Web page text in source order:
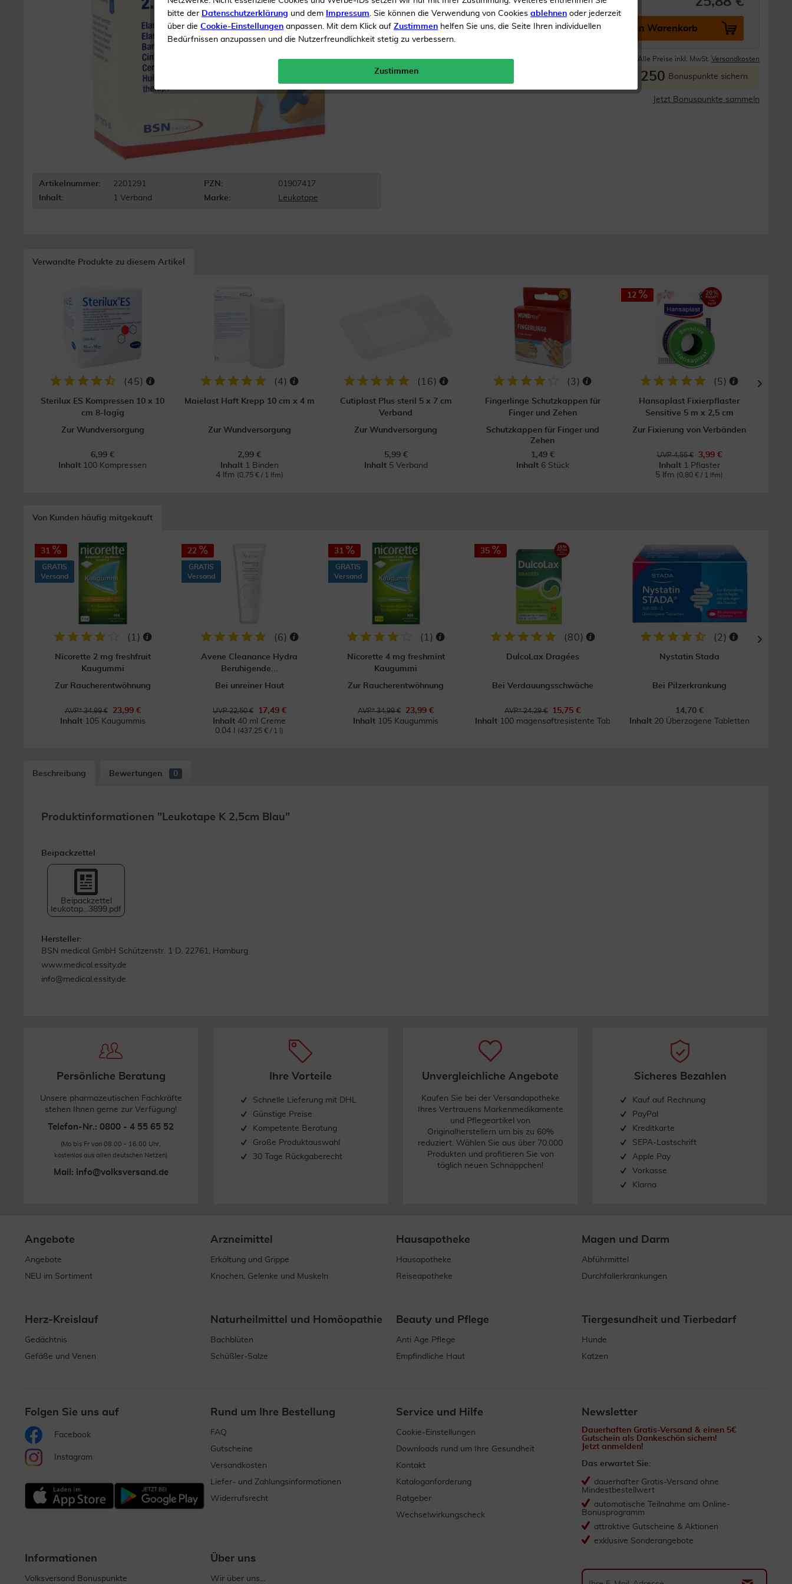
Artikelnummer: 2201291 PZN:
01907417
Inhalt:
1 Verband Marke: Leukotape
Inhalt1 Verband
Menge: In den Warenkorb
Versandkostenfrei Alle Preise inkl. MwSt. Versandkosten
250 Bonuspunkte sichern
Jetzt Bonuspunkte sammeln
Verwandte Produkte zu diesem Artikel
(45)
Sterilux ES Kompressen 10 x 10
cm 8-lagig
Zur Wundversorgung
6,99 €
Inhalt 100 Kompressen
(4)
Maielast Haft Krepp 10 cm x 4 m
Zur Wundversorgung
2,99 €
Inhalt 1 Binden
4 lfm (0,75 € / 1 lfm)
( 16)
Cutiplast Plus steril 5 x 7 cm
Verband
Zur Wundversorgung
5,99 €
Inhalt 5 Verband
(3)
Fingerlinge Schutzkappen für
Finger und Zehen
Schutzkappen für Finger und
Zehen
1,49 €
Inhalt 6 Stück
12
(5)
Hansaplast Fixierpflaster
Sensitive 5 m x 2,5 cm
Zur Fixierung von Verbänden
UVP 4,55 €
3,99 €
Inhalt 1 Pflaster
5 lfm (0,80 € / 1 lfm)
Von Kunden häufig mitgekauft
31
GRATIS
Versand
( 1 )
Nicorette 2 mg freshfruit
Kaugummi
Zur Raucherentwöhnung
AVP* 34,99 €
23,99 €
Inhalt 105 Kaugummis
22
GRATIS
Versand
(6)
Avene Cleanance Hydra
Beruhigende...
Bei unreiner Haut
UVP 22,50 €
17,49 €
Inhalt 40 ml Creme
0.04 l
(437,25 € / 1 l)
31
GRATIS
Versand
( 1 )
Nicorette 4 mg freshmint
Kaugummi
Zur Raucherentwöhnung
AVP* 34,99 €
23,99 €
Inhalt 105 Kaugummis
35
(80)
DulcoLax Dragées
Bei Verdauungsschwäche
AVP* 24,29 €
15,75 €
Inhalt 100 magensaftresistente Tabl.
(2 )
Nystatin Stada
Bei Pilzerkrankung
14,70 €
Inhalt 20 Überzogene Tabletten
Beschreibung Bewertungen 0
Produktinformationen "Leukotape K 2,5cm Blau"
Beipackzettel
Beipackzettel
leukotap...3899.pdf
Hersteller:
BSN medical GmbH Schützenstr. 1 D. 22761, Hamburg
www.medical.essity.de
info@medical.essity.de
Persönliche Beratung
Unsere pharmazeutischen Fachkräfte
stehen Ihnen gerne zur Verfügung!
Telefon-Nr.: 0800 - 4 55 65 52
(Mo bis Fr von 08.00 - 16.00 Uhr,
kostenlos aus allen deutschen Netzen)
Mail: info@volksversand.de
Ihre Vorteile
Schnelle Lieferung mit DHL
Günstige Preise
Kompetente Beratung
Große Produktauswahl
30 Tage Rückgaberecht
Unvergleichliche Angebote
Kaufen Sie bei der Versandapotheke
Ihres Vertrauens Markenmedikamente
und Pflegeartikel von
Originalherstellern um bis zu 60%
reduziert. Wählen Sie aus über 70.000
Produkten und profitieren Sie von
täglich neuen Schnäppchen!
Sicheres Bezahlen
Kauf auf Rechnung
PayPal
Kreditkarte
SEPA-Lastschrift
Apple Pay
Vorkasse
Klarna
Angebote
Angebote
NEU im Sortiment
Arzneimittel
Erkältung und Grippe
Knochen, Gelenke und Muskeln
Hausapotheke
Hausapotheke
Reiseapotheke
Magen und Darm
Abführmittel
Durchfallerkrankungen
Herz-Kreislauf
Gedächtnis
Gefäße und Venen
Naturheilmittel und Homöopathie
Bachblüten
Schüßler-Salze
Beauty und Pflege
Anti Age Pflege
Empfindliche Haut
Tiergesundheit und Tierbedarf
Hunde
Katzen
Folgen Sie uns auf
Facebook
Instagram
Rund um Ihre Bestellung
FAQ
Gutscheine
Versandkosten
Liefer- und Zahlungsinformationen
Widerrufsrecht
Service und Hilfe
Cookie-Einstellungen
Downloads rund um Ihre Gesundheit
Kontakt
Kataloganforderung
Ratgeber
Wechselwirkungscheck
Informationen
Volksversand Bonuspunkte
Über uns
Wir über uns...
Newsletter
Dauerhaften Gratis-Versand & einen 5€
Gutschein als Dankeschön sichern!
Jetzt anmelden!
Das erwartet Sie:
dauerhafter Gratis-Versand ohne
Mindestbestellwert
automatische Teilnahme am Online-
Bonusprogramm
attraktive Gutscheine & Aktionen
exklusive Sonderangebote
bitte der Datenschutzerklärung und dem Impressum. Sie können die Verwendung von Cookies ablehnen oder jederzeit
über die Cookie-Einstellungen anpassen. Mit dem Klick auf Zustimmen helfen Sie uns, die Seite Ihren individuellen
Bedürfnissen anzupassen und die Nutzerfreundlichkeit stetig zu verbessern.
Zustimmen